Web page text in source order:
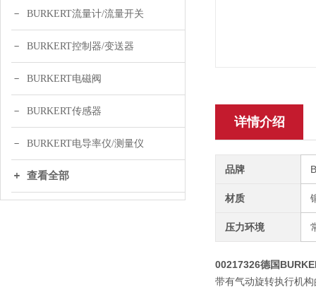
BURKERT流量计/流量开关
BURKERT控制器/变送器
BURKERT电磁阀
BURKERT传感器
BURKERT电导率仪/测量仪
查看全部
详情介绍
品牌
材质
压力环境
00217326德国
带有气动旋转执行机